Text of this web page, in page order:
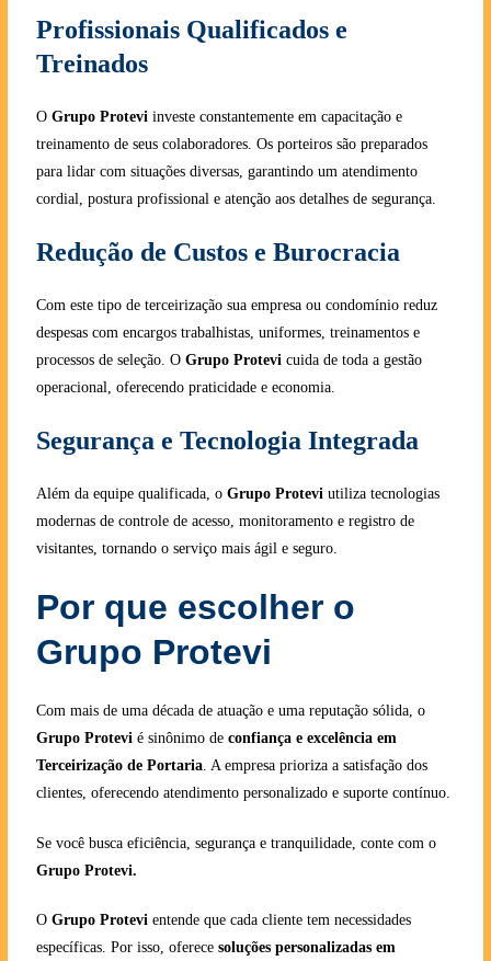
Profissionais Qualificados e
Treinados
O Grupo Proteviinveste constantemente em capacitação e
treinamento de seus colaboradores. Os porteiros são preparados
para lidar com situações diversas, garantindo um atendimento
cordial, postura profissional e atenção aos detalhes de segurança.
Redução de Custos e Burocracia
Com este tipo de terceirização sua empresa ou condomínio reduz
despesas com encargos trabalhistas, uniformes, treinamentos e
processos de seleção. O Grupo Protevicuida de toda a gestão
operacional, oferecendo praticidade e economia.
Segurança e Tecnologia Integrada
Além da equipe qualificada, o Grupo Proteviutiliza tecnologias
modernas de controle de acesso, monitoramento e registro de
visitantes, tornando o serviço mais ágil e seguro.
Por que escolher o
Grupo Protevi
Com mais de uma década de atuação e uma reputação sólida, o
Grupo Protevié sinônimo de confiança e excelência em
Terceirização de Portaria. A empresa prioriza a satisfação dos
clientes, oferecendo atendimento personalizado e suporte contínuo.
Se você busca eficiência, segurança e tranquilidade, conte com o
Grupo Protevi.
O Grupo Protevientende que cada cliente tem necessidades
específicas. Por isso, oferece soluções personalizadas em